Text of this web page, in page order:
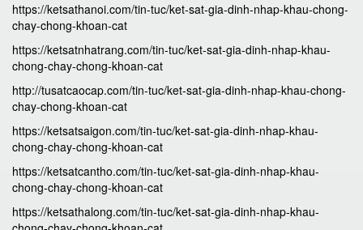
https://ketsathanoi.com/tin-tuc/ket-sat-gia-dinh-nhap-khau-chong-
chay-chong-khoan-cat
https://ketsatnhatrang.com/tin-tuc/ket-sat-gia-dinh-nhap-khau-
chong-chay-chong-khoan-cat
http://tusatcaocap.com/tin-tuc/ket-sat-gia-dinh-nhap-khau-chong-
chay-chong-khoan-cat
https://ketsatsaigon.com/tin-tuc/ket-sat-gia-dinh-nhap-khau-
chong-chay-chong-khoan-cat
https://ketsatcantho.com/tin-tuc/ket-sat-gia-dinh-nhap-khau-
chong-chay-chong-khoan-cat
https://ketsathalong.com/tin-tuc/ket-sat-gia-dinh-nhap-khau-